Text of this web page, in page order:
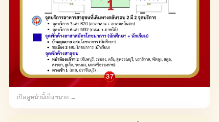
เปิดดูหน้านี้เต็มขนาด →